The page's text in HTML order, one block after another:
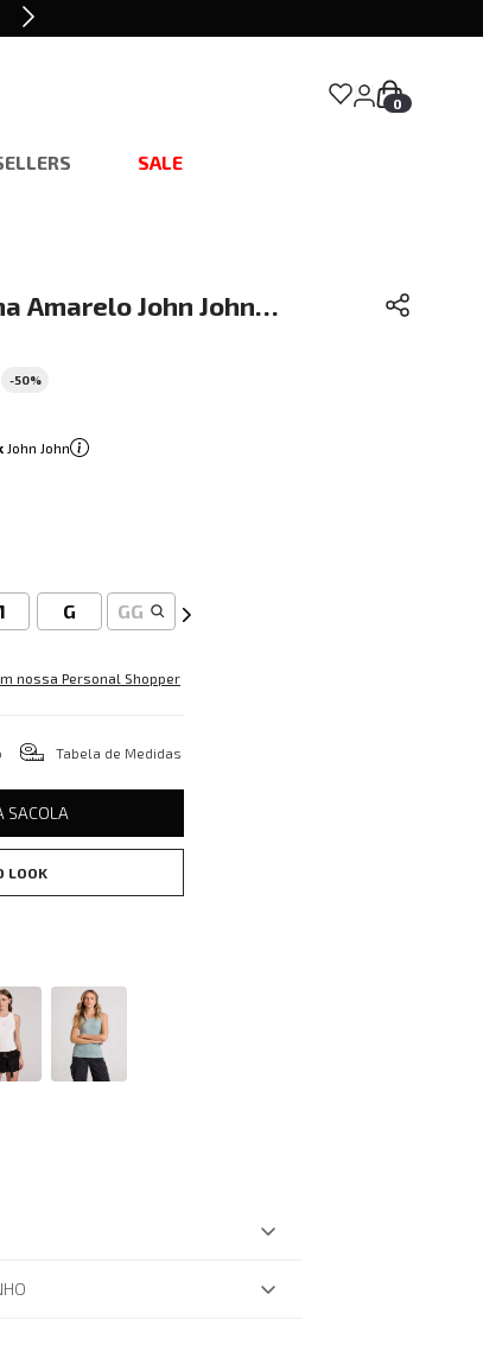
0
SALE
Amarelo John John
-50%
John John
G GG
nossa Personal Shopper
Tabela de Medidas
SACOLA
LOOK